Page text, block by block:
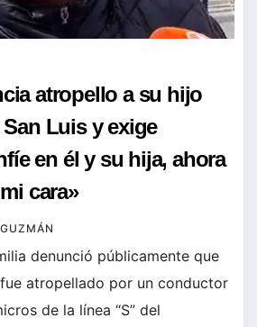
atropello a su hijo
Luis y exige
en él y su hija, ahora
cara»
GUZMÁN
denunció públicamente que
atropellado por un conductor
de la línea “S” del